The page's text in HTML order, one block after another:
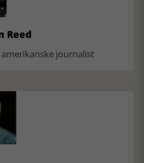
Reed
journalist